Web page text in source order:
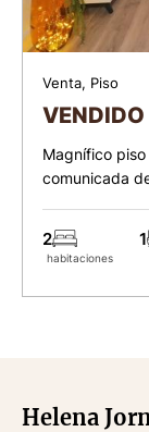
Venta, Piso
VENDIDO
Magnífico
comunicada
2
habitaciones
1
Helena